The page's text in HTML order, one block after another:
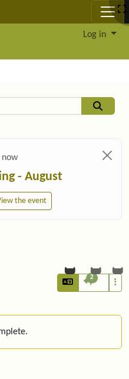
Log in
functionality and
now
- August
the event
2